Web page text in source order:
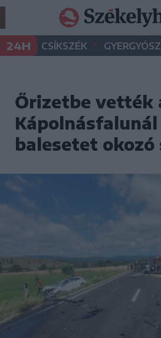
24H CSÍKSZÉK •
Őrizetbe vették
balesetet